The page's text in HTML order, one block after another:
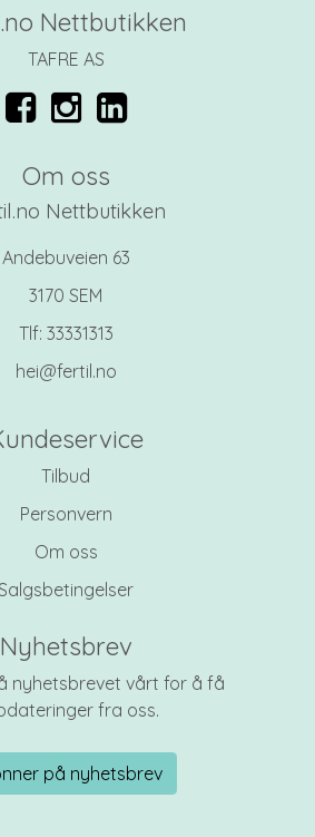
Nettbutikken
TAFRE AS
Om oss
Nettbutikken
Andebuveien 63
3170 SEM
Tlf: 33331313
hei@fertil.no
Tilbud
Personvern
Om oss
Nyhetsbrev
nyhetsbrevet vårt for å få
fra oss.
på nyhetsbrev